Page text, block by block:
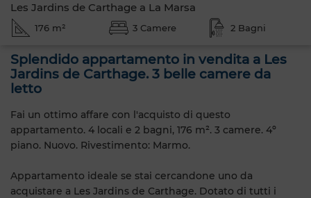
Les Jardins de Carthage a La Marsa
176 m² 3 Camere 2 Bagni
Splendido appartamento in vendita a Les
Jardins de Carthage. 3 belle camere da
letto
Fai un ottimo affare con l'acquisto di questo
appartamento. 4 locali e 2 bagni, 176 m². 3 camere. 4º
piano. Nuovo. Rivestimento: Marmo.
Appartamento ideale se stai cercandone uno da
acquistare a Les Jardins de Carthage. Dotato di tutti i